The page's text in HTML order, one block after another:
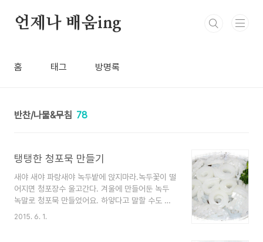
언제나 배움ing
홈 태그 방명록
반찬/나물&무침 78
탱탱한 청포묵 만들기
새야 새야 파랑새야 녹두밭에 앉지마라.녹두꽃이 떨
어지면 청포장수 울고간다. 겨울에 만들어둔 녹두
녹말로 청포묵 만들었어요. 하얗다고 말할 수도 투
명하다고 말하기도 모호한청포묵,도토리묵은 가끔
2015. 6. 1.